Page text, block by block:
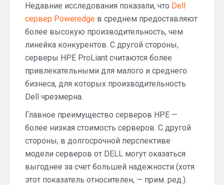
Недавние исследования показали, что Dell
сервер Poweredge в среднем предоставляют
более высокую производительность, чем
линейка конкурентов. С другой стороны,
серверы HPE ProLiant считаются более
привлекательными для малого и среднего
бизнеса, для которых производительность
Dell чрезмерна.
Главное преимущество серверов HPE —
более низкая стоимость серверов. С другой
стороны, в долгосрочной перспективе
модели серверов от DELL могут оказаться
выгоднее за счет большей надежности (хотя
этот показатель относителен, — прим. ред.).